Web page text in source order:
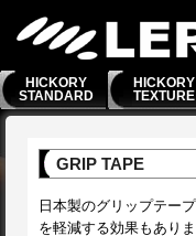
HICKORY
STANDARD
HICKORY
TEXTURE
GRIP TAPE
日本製のグリップテー
を軽減する効果もありま